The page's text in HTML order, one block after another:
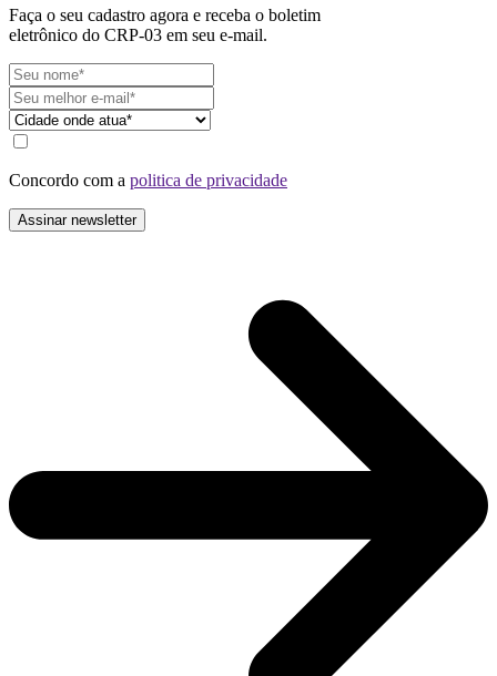
Faça o seu cadastro agora e receba o boletim
eletrônico do CRP-03 em seu e-mail.
Concordo com a politica de privacidade